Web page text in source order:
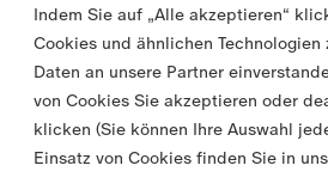
Indem Sie auf „Alle akzeptieren“
Cookies und ähnlichen
Daten an unsere Partner
von Cookies Sie akzeptieren oder
klicken (Sie können Ihre Auswahl
Einsatz von Cookies finden Sie in